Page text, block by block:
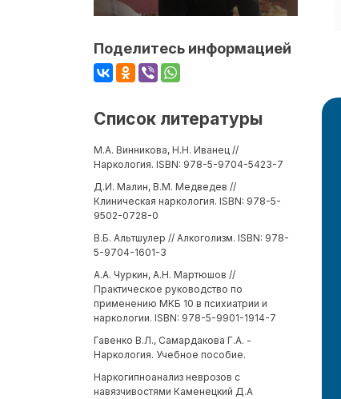
Поделитесь информацией
Список литературы
М.А. Винникова, Н.Н. Иванец //
Наркология. ISBN: 978-5-9704-5423-7
Д.И. Малин, В.М. Медведев //
Клиническая наркология. ISBN: 978-5-
9502-0728-0
В.Б. Альтшулер // Алкоголизм. ISBN: 978-
5-9704-1601-3
А.А. Чуркин, А.Н. Мартюшов //
Практическое руководство по
применению МКБ 10 в психиатрии и
наркологии. ISBN: 978-5-9901-1914-7
Гавенко В.Л., Самардакова Г.А. -
Наркология. Учебное пособие.
Наркогипноанализ неврозов с
навязчивостями Каменецкий Д.А